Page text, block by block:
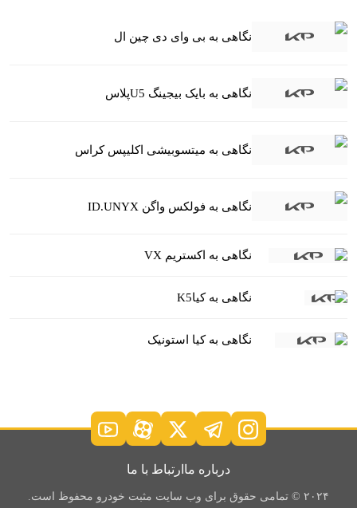
نگاهی به بی وای دی چین ال
نگاهی به بایک بیجینگ U5پلاس
نگاهی به میتسوبیشی اکلیپس کراس
نگاهی به فولکس واگن ID.UNYX
نگاهی به اکستریم VX
نگاهی به کیاK5
نگاهی به کیا استونیک
درباره ما ارتباط با ما
۲۰۲۴ © تمامی حقوق برای وب سایت مثبت خودرو محفوظ است.